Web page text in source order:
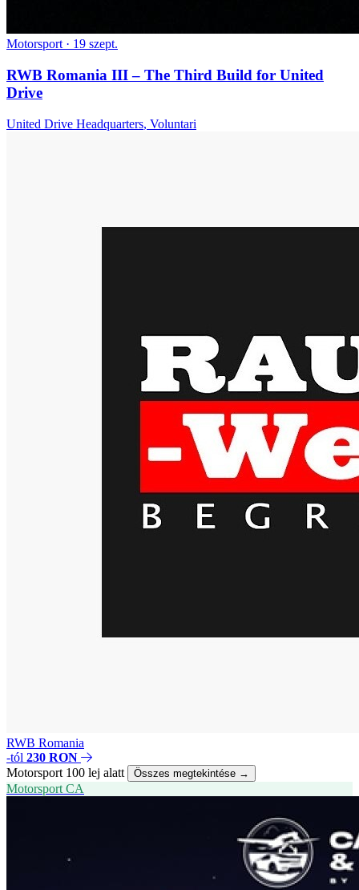
Motorsport · 19 szept.
RWB Romania III – The Third Build for United
Drive
United Drive Headquarters, Voluntari
RWB Romania
-tól 230 RON
Motorsport 100 lej alatt
Összes megtekintése →
Motorsport CA